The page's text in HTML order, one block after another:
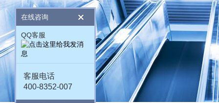
在线咨询
QQ客服
客服电话
400-8352-007